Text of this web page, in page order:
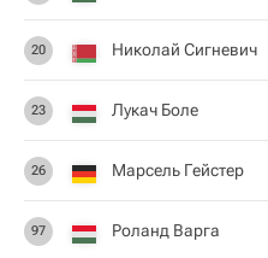
20 Николай Сигневич
23 Лукач Боле
26 Марсель Гейстер
97 Роланд Варга